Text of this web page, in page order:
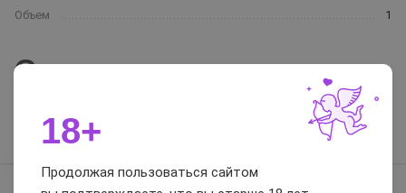
Объем
1
Отзывы и вопросы-
Отзывы Вопросы-ответы
18+
Продолжая пользоваться сайтом